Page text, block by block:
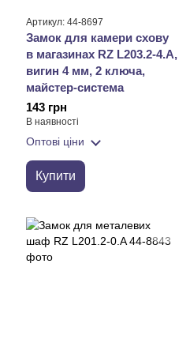
Артикул: 44-8697
Замок для камери схову
в магазинах RZ L203.2-4.A,
вигин 4 мм, 2 ключа,
майстер-система
143 грн
В наявності
Оптові ціни
Купити